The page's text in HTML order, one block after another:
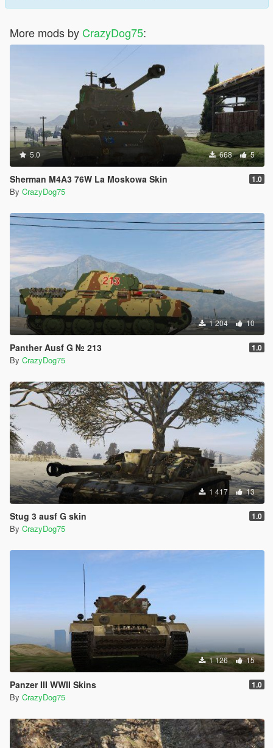
More mods by CrazyDog75:
5.0 668 5
Sherman M4A3 76W La Moskowa Skin 1.0
By CrazyDog75
1 204 10
Panther Ausf G № 213 1.0
By CrazyDog75
1 417 13
Stug 3 ausf G skin 1.0
By CrazyDog75
1 126 15
Panzer III WWII Skins 1.0
By CrazyDog75